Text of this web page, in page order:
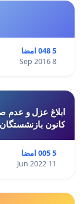
5 048 امضا
8 Sep 2016
ابلاغ عزل و عدم
کانون
5 005 امضا
11 Jun 2022